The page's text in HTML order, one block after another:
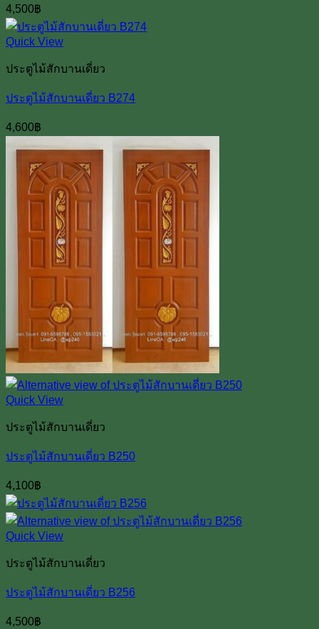
4,500฿
Quick View
ประตูไม้สักบานเดี่ยว
ประตูไม้สักบานเดี่ยว B274
4,600฿
Quick View
ประตูไม้สักบานเดี่ยว
ประตูไม้สักบานเดี่ยว B250
4,100฿
Quick View
ประตูไม้สักบานเดี่ยว
ประตูไม้สักบานเดี่ยว B256
4,500฿